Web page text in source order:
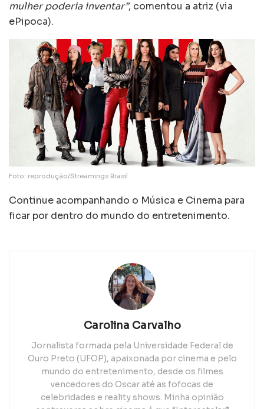
mulher poderia inventar”, comentou a atriz (via
ePipoca).
Foto: reprodução/Streamings Brasil
Continue acompanhando o Música e Cinema para
ficar por dentro do mundo do entretenimento.
Carolina Carvalho
Jornalista formada pela Universidade Federal de
Ouro Preto (UFOP), apaixonada por cinema e pelo
mundo do entretenimento, desde os filmes
vencedores do Oscar até as fofocas de
celebridades e reality shows. Minha opinião